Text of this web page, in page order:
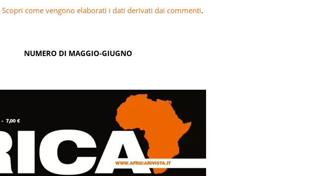
Scopri come vengono elaborati i dati derivati dai commenti.
NUMERO DI MAGGIO-GIUGNO